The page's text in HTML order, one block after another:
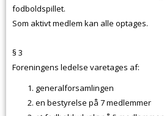
fodboldspillet.
Som aktivt medlem kan alle optages.
§ 3
Foreningens ledelse varetages af:
generalforsamlingen
en bestyrelse på 7 medlemmer